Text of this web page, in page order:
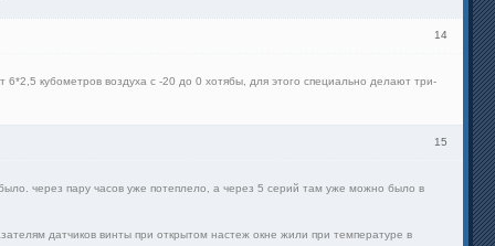
14
кубометров воздуха с -20 до 0 хотябы, для этого специально делают три-
15
через пару часов уже потеплело, а через 5 серий там уже можно было в
датчиков винты при открытом настеж окне жили при температуре в